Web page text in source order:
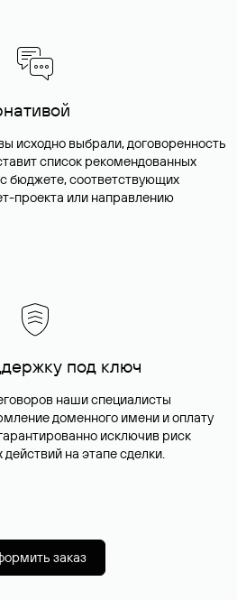
исходно выбрали, договоренность
список рекомендованных
бюджете, соответствующих
проекта или направлению
под ключ
наши специалисты
доменного имени и оплату
исключив риск
на этапе сделки.
заказ